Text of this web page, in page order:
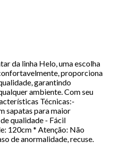
da linha Helo, uma escolha
proporciona
garantindo
ambiente. Com seu
Técnicas:-
sapatas para maior
qualidade - Fácil
120cm * Atenção: Não
de anormalidade, recuse.